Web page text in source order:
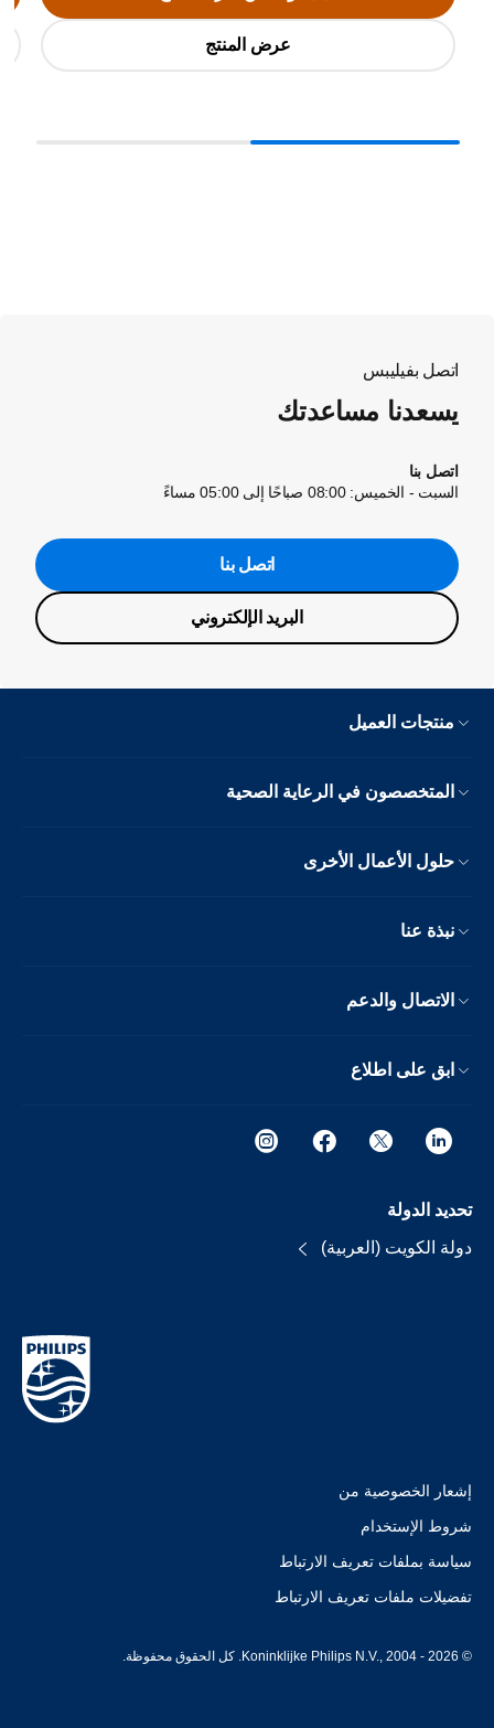
عرض المنتج
اتصل بفيليبس
يسعدنا مساعدتك
اتصل بنا
السبت - الخميس: 08:00 صباحًا إلى 05:00 مساءً
اتصل بنا
البريد الإلكتروني
منتجات العميل
المتخصصون في الرعاية الصحية
حلول الأعمال الأخرى
نبذة عنا
الاتصال والدعم
ابق على اطلاع
تحديد الدولة
دولة الكويت (العربية)
إشعار الخصوصية من
شروط الإستخدام
سياسة بملفات تعريف الارتباط
تفضيلات ملفات تعريف الارتباط
© Koninklijke Philips N.V., 2004 - 2026. كل الحقوق محفوظة.